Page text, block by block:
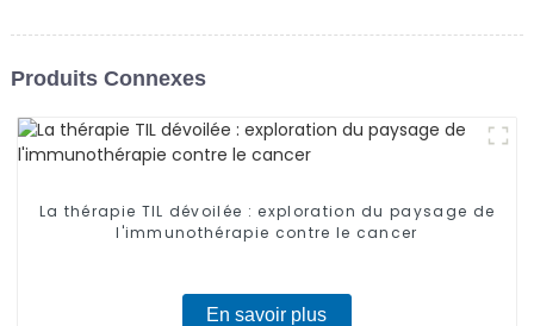
Produits Connexes
La thérapie TIL dévoilée : exploration du paysage de
l'immunothérapie contre le cancer
En savoir plus